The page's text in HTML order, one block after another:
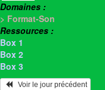
Domaines :
> Format-Son
Ressources :
Box 1
Box 2
Box 3
   Voir le jour précédent